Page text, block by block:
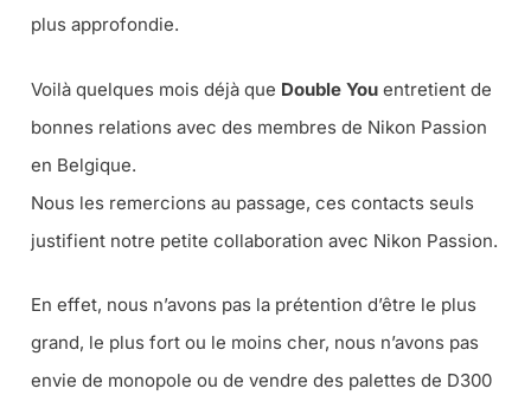
plus approfondie.
Voilà quelques mois déjà que Double You entretient de
bonnes relations avec des membres de Nikon Passion
en Belgique.
Nous les remercions au passage, ces contacts seuls
justifient notre petite collaboration avec Nikon Passion.
En effet, nous n’avons pas la prétention d’être le plus
grand, le plus fort ou le moins cher, nous n’avons pas
envie de monopole ou de vendre des palettes de D300